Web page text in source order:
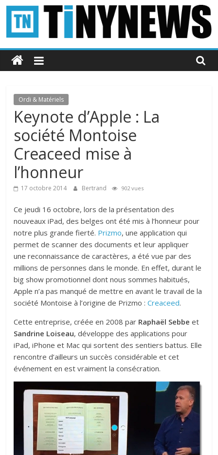
Passer
contenu
Tinynews
Le
belge
connecté
Ordi & Matériels
Keynote d’Apple : La
société Montoise
Creaceed mise à
l’honneur
17 octobre 2014 Bertrand 902 vues
Ce jeudi 16 octobre, lors de la présentation des
nouveaux iPad, des belges ont été mis à l’honneur pour
notre plus grande fierté. Prizmo, une application qui
permet de scanner des documents et leur appliquer
une reconnaissance de caractères, a été vue par des
millions de personnes dans le monde. En effet, durant le
big show promotionnel dont nous sommes habitués,
Apple n’a pas manqué de mettre en avant le travail de la
société Montoise à l’origine de Prizmo :Creaceed.
Cette entreprise, créée en 2008 par Raphaël Sebbe et
Sandrine Loiseau, développe des applications pour
iPad, iPhone et Mac qui sortent des sentiers battus. Elle
rencontre d’ailleurs un succès considérable et cet
événement en est vraiment la consécration.